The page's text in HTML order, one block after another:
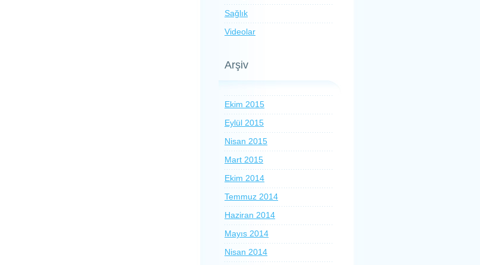
Sağlık
Videolar
Arşiv
Ekim 2015
Eylül 2015
Nisan 2015
Mart 2015
Ekim 2014
Temmuz 2014
Haziran 2014
Mayıs 2014
Nisan 2014